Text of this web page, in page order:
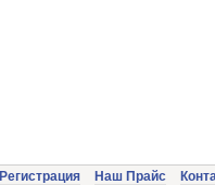
Регистрация Наш Прайс